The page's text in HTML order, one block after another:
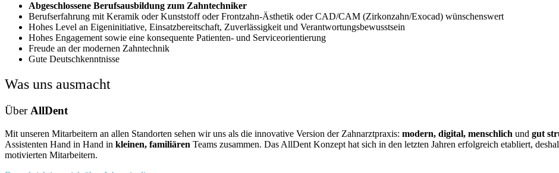
Abgeschlossene Berufsausbildung zum Zahntechniker
Berufserfahrung mit Keramik oder Kunststoff oder Frontzahn-Ästhetik oder CAD/CAM (Zirkonzahn/Exocad) wünschenswert
Hohes Level an Eigeninitiative, Einsatzbereitschaft, Zuverlässigkeit und Verantwortungsbewusstsein
Hohes Engagement sowie eine konsequente Patienten- und Serviceorientierung
Freude an der modernen Zahntechnik
Gute Deutschkenntnisse
Was uns ausmacht
Über AllDent
Mit unseren Mitarbeitern an allen Standorten sehen wir uns als die innovative Version der Zahnarztpraxis: modern, digital, menschlich und gut
Assistenten Hand in Hand in kleinen, familiären Teams zusammen. Das AllDent Konzept hat sich in den letzten Jahren erfolgreich etabliert,
motivierten Mitarbeitern.